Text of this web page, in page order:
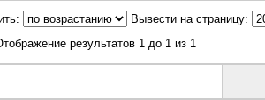
Вывести на страницу:
результатов 1 до 1 из 1